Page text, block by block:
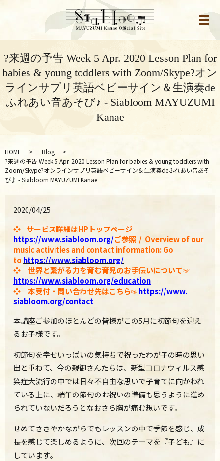
メ
?来週の予告 Week 5 Apr. 2020 Lesson Plan for
babies & young toddlers with Zoom/Skype?オン
ラインサプリ英語ベビーサイン＆生演奏de
ふれあい音あそび♪ - Siabloom MAYUZUMI
Kanae
HOME
Blog
?来週の予告 Week 5 Apr. 2020 Lesson Plan for babies & young toddlers with
Zoom/Skype?オンラインサプリ英語ベビーサイン＆生演奏deふれあい音あそ
び♪ - Siabloom MAYUZUMI Kanae
2020/04/25
❖
サービス詳細はHPトップページ
https://www.siabloom.org/ご参照 / Overview of our
music activities and contact information: Go
to https://www.siabloom.org/
❖ 世界と繋がる力を育む育児のお手伝いについて☞
https://www.siabloom.org/education
❖ 本受付・問い合わせ先はこちら☞https://www.
siabloom.org/contact
本講座ご参加のほとんどの皆様がこの5月に初節句を迎え
るお子様です。
初節句を幸せいっぱいの気持ちで祝ったわが子の時の思い
出と重ねて、今の親御さんたちは、新型コロナウィルス感
染症大流行の中では日々不自由な思いで子育てに向かわれ
ている上に、端午の節句のお祝いの準備も思うように進め
られていないだろうとなおさら胸が痛む想いです。
せめてささやかながらでもレッスンの中で季節を感じ、成
長を感じて楽しめるように、次回のテーマを『子ども』に
しています。